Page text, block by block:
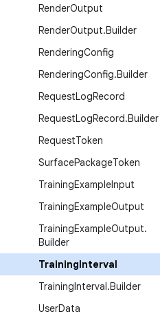
RenderOutput
RenderOutput.Builder
RenderingConfig
RenderingConfig.Builder
RequestLogRecord
RequestLogRecord.Builder
RequestToken
SurfacePackageToken
TrainingExampleInput
TrainingExampleOutput
TrainingExampleOutput.
Builder
TrainingInterval
TrainingInterval.Builder
UserData